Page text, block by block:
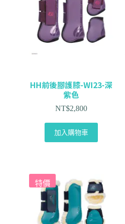
HH前後腳護膝-WI23-深
紫色
NT$2,800
加入購物車
特價